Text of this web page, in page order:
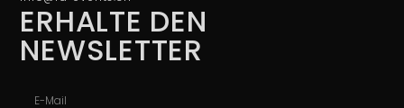
ERHALTE DEN
NEWSLETTER